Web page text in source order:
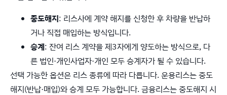
중도해지: 리스사에 계약 해지를 신청한 후 차량을 반납하
거나 직접 매입하는 방식입니다.
승계: 잔여 리스 계약을 제3자에게 양도하는 방식으로, 다
른 법인·개인사업자·개인 모두 승계자가 될 수 있습니다.
선택 가능한 옵션은 리스 종류에 따라 다릅니다. 운용리스는 중도
해지(반납·매입)와 승계 모두 가능합니다. 금융리스는 중도해지 시